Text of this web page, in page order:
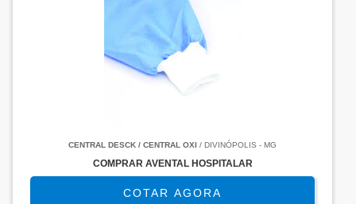
CENTRAL DESCK / CENTRAL OXI/ DIVINÓPOLIS - MG
COMPRAR AVENTAL HOSPITALAR
COTAR AGORA